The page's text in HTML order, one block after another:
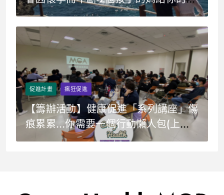
命鼓勵，成為2.0版的超強生命方程式
促進計畫 瘋狂促進
【籌辦活動】健康促進「系列講座」傷
痕累累…你需要一個行動懶人包(上
集)！-減少中招前5厚黑坑